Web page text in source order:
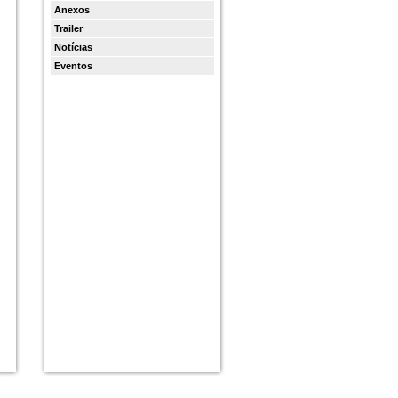
Anexos
Trailer
Notícias
Eventos